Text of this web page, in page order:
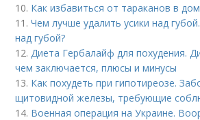
10. Как избавиться от тараканов в
11.Чем лучше удалить усики над
над губой?
12. Диета Гербалайф для похудения.
чем заключается, плюсы и минусы
13. Как похудеть при гипотиреозе.
щитовидной железы, требующие
14. Военная операция на Украине.